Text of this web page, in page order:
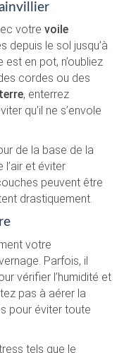
votre voile
depuis le sol jusqu’à
en pot, n’oubliez
cordes ou des
, enterrez
qu’il ne s’envole
de la base de la
et éviter
peuvent être
drastiquement.
votre
Parfois, il
vérifier l’humidité et
pas à aérer la
pour éviter toute
tels que le